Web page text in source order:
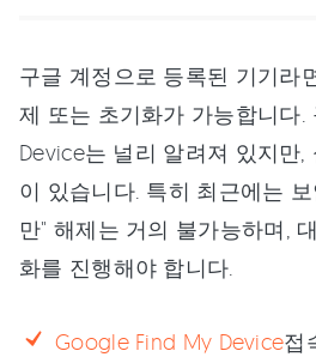
구글 계정으로 등록된 기기라
제 또는 초기화가 가능합니다.
Device는 널리 알려져 있지만
이 있습니다. 특히 최근에는
만" 해제는 거의 불가능하며,
화를 진행해야 합니다.
Google Find My Device접